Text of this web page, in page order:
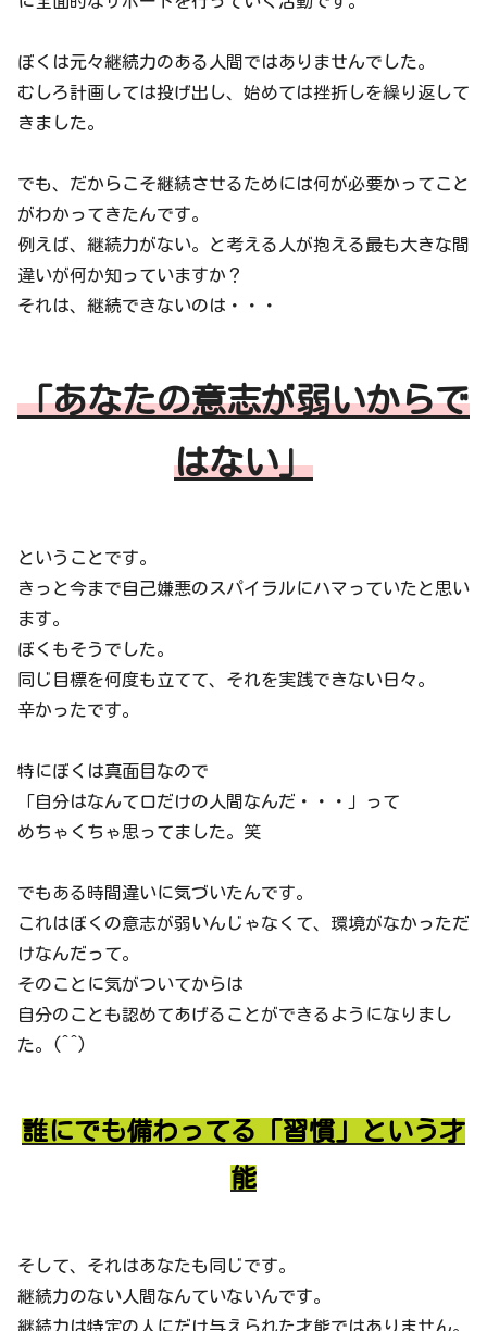
ぼくは元々継続力のある人間ではありませんでした。
むしろ計画しては投げ出し、始めては挫折しを繰り返して
きました。
でも、だからこそ継続させるためには何が必要かってこと
がわかってきたんです。
例えば、継続力がない。と考える人が抱える最も大きな間
違いが何か知っていますか？
それは、継続できないのは・・・
「あなたの意志が弱いからで
はない」
ということです。
きっと今まで自己嫌悪のスパイラルにハマっていたと思い
ます。
ぼくもそうでした。
同じ目標を何度も立てて、それを実践できない日々。
辛かったです。
特にぼくは真面目なので
「自分はなんて口だけの人間なんだ・・・」って
めちゃくちゃ思ってました。笑
でもある時間違いに気づいたんです。
これはぼくの意志が弱いんじゃなくて、環境がなかっただ
けなんだって。
そのことに気がついてからは
自分のことも認めてあげることができるようになりまし
た。(^^)
誰にでも備わってる「習慣」という才
能
そして、それはあなたも同じです。
継続力のない人間なんていないんです。
継続力は特定の人にだけ与えられた才能ではありません。